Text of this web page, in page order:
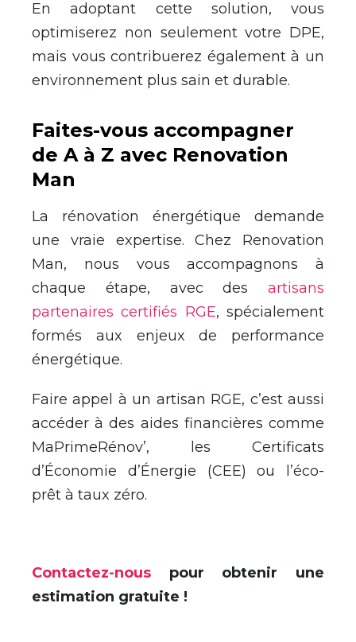
En adoptant cette solution, vous
optimiserez non seulement votre DPE,
mais vous contribuerez égalementà un
environnement plus sain et durable.
Faites-vous accompagner
de A à Z avec Renovation
Man
La rénovation énergétique demande
une vraie expertise. Chez Renovation
Man, nous vous accompagnons à
chaque étape, avec des artisans
partenaires certifiés RGE, spécialement
formés aux enjeux de performance
énergétique.
Faire appel à un artisan RGE, c’est aussi
accéderà des aides financières comme
MaPrimeRénov’, les Certificats
d’Économie d’Énergie (CEE) ou l’éco-
prêt à taux zéro.
Contactez-nous pour obtenir une
estimation gratuite !